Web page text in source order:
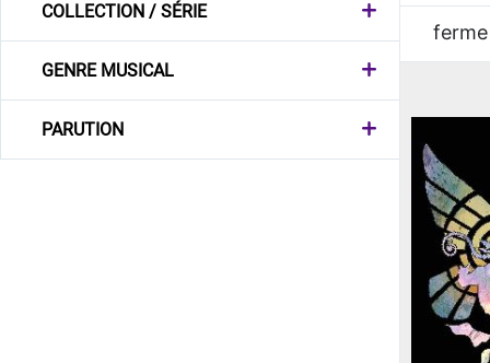
COLLECTION / SÉRIE
GENRE MUSICAL
PARUTION
ferme